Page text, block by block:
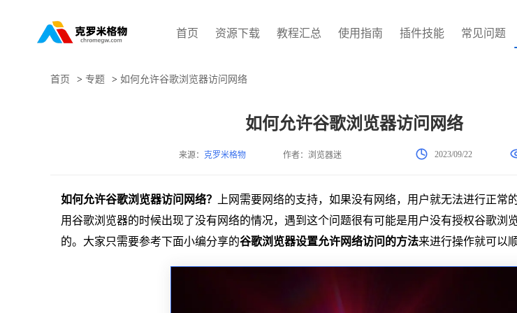
首页 资源下载 教程汇总 使用指南 插件技能 常见问题
首页 > 专题 > 如何允许谷歌浏览器访问网络
如何允许谷歌浏览器访问网络
来源： 克罗米格物 作者：浏览器迷 2023/09/22
如何允许谷歌浏览器访问网络？
上网需要网络的支持，如果没有网络，用户就无法进行正常
用谷歌浏览器的时候出现了没有网络的情况，遇到这个问题很有可能是用户没有授权谷歌浏
的。大家只需要参考下面小编分享的谷歌浏览器设置允许网络访问的方法来进行操作就可以